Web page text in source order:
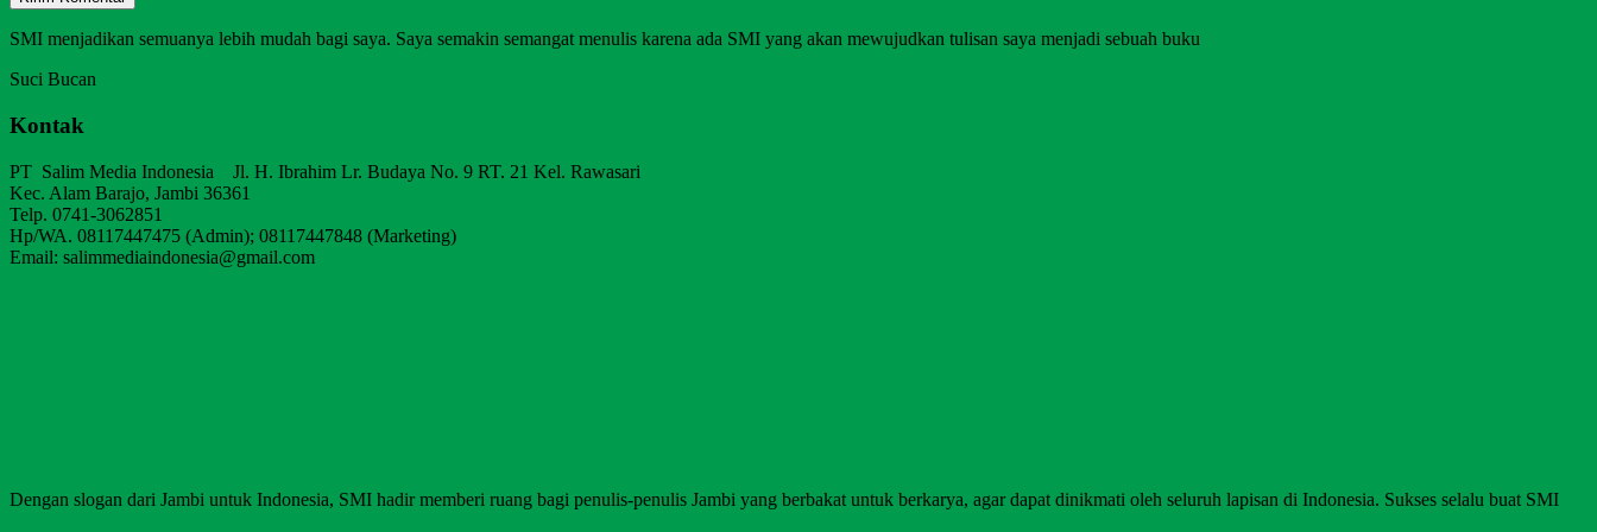
SMI menjadikan semuanya lebih mudah bagi saya. Saya semakin semangat menulis karena ada SMI yang akan mewujudkan tulisan saya menjadi sebuah buku
Suci Bucan
Kontak
PT Salim Media Indonesia Jl. H. Ibrahim Lr. Budaya No. 9 RT. 21 Kel. Rawasari
Kec. Alam Barajo, Jambi 36361
Telp. 0741-3062851
Hp/WA. 08117447475 (Admin); 08117447848 (Marketing)
Email: salimmediaindonesia@gmail.com
Dengan slogan dari Jambi untuk Indonesia, SMI hadir memberi ruang bagi penulis-penulis Jambi yang berbakat untuk berkarya, agar dapat dinikmati oleh seluruh lapisan di Indonesia. Sukses selalu buat SMI